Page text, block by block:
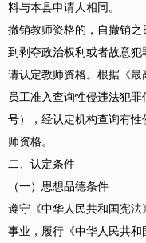
料与本县申请人相同。
撤销教师资格的，自撤销
到剥夺政治权利或者故意
请认定教师资格。根据《
员工准入查询性侵违法犯
号），经认定机构查询有
师资格。
二、认定条件
（一）思想品德条件
遵守《中华人民共和国宪
事业，履行《中华人民共